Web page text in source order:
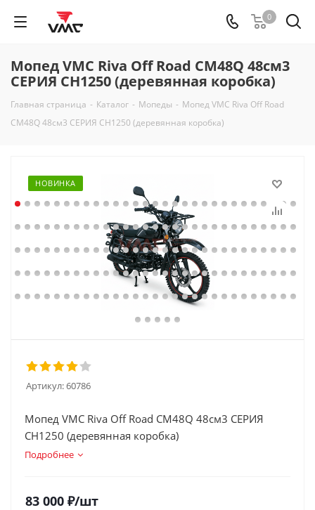
0
Мопед VMC Riva Off Road CM48Q 48см3
СЕРИЯ CH1250 (деревянная коробка)
Главная страница - Каталог - Мопеды - Мопед VMC Riva Off Road
CM48Q 48см3 СЕРИЯ CH1250 (деревянная коробка)
НОВИНКА
Артикул:60786
Мопед VMC Riva Off Road CM48Q 48см3 СЕРИЯ
CH1250 (деревянная коробка)
Подробнее
83 000 ₽/шт